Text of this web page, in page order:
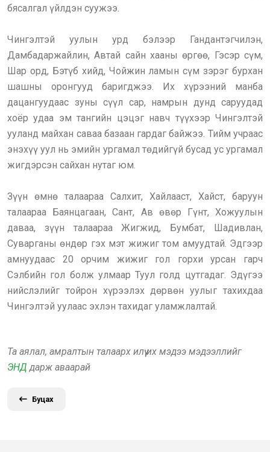
бясалгал үйлдэн суужээ.
Чингэлтэй уулын урд бэлээр Гандантэгчилэн,
Дамбадаржайлин, Автай сайн хааны өргөө, Гэсэр сүм,
Шар орд, Бэтүб хийд, Чойжин ламын сүм зэрэг бурхан
шашны оронгууд баригджээ. Их хүрээний манба
дацангуудаас зуны сүүл сар, намрын дунд саруудад
хоёр удаа эм тангийн цэцэг навч түүхээр Чингэлтэй
ууланд майхан саваа базаан гардаг байжээ. Тийм учраас
энэхүү уул нь эмийн ургамал төдийгүй бусад ус ургамал
жигдэрсэн сайхан нутаг юм.
Зүүн өмнө талаараа Салхит, Хайлааст, Хайст, баруун
талаараа Баянцагаан, Сант, Ав өвөр Гүнт, Хожуулын
даваа, зүүн талаараа Жигжид, Бумбат, Шадивлан,
Суварганы өндөр гэх мэт жижиг том амуудтай. Эдгээр
амнуудаас 20 орчим жижиг гол горхи урсан гарч
Сэлбийн гол болж улмаар Туул голд цутгадаг. Эдүгээ
нийслэлийг тойрон хүрээлэх дөрвөн уулыг тахихдаа
Чингэлтэй уулаас эхлэн тахидаг уламжлалтай.
Та аялал, амралтын талаарх илүү их мэдээ мэдээллийг
ЭНД дарж аваарай
Буцах